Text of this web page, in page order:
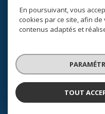
© 2026 |
En poursuivant, vous
cookies par ce site, afin
contenus adaptés et
TOUT